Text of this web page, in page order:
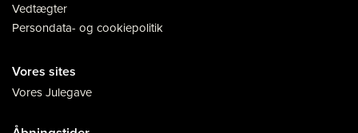
Vedtægter
Persondata- og cookiepolitik
Vores sites
Vores Julegave